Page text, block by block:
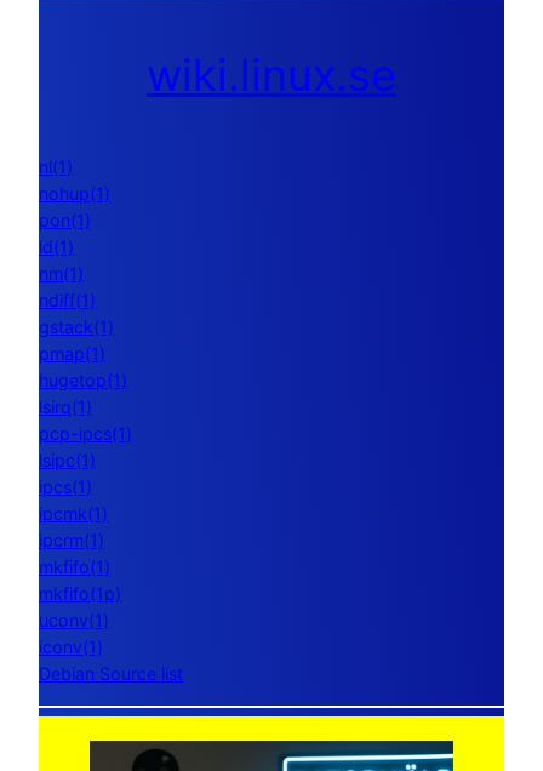
wiki.linux.se
nl(1)
nohup(1)
pon(1)
ld(1)
nm(1)
ndiff(1)
gstack(1)
pmap(1)
hugetop(1)
lsirq(1)
pcp-ipcs(1)
lsipc(1)
ipcs(1)
ipcmk(1)
ipcrm(1)
mkfifo(1)
mkfifo(1p)
uconv(1)
iconv(1)
Debian Source list